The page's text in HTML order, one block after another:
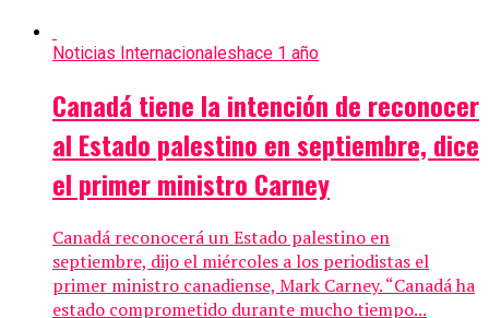
Noticias Internacionaleshace 1 año
Canadá tiene la intención de reconocer
al Estado palestino en septiembre, dice
el primer ministro Carney
Canadá reconocerá un Estado palestino en
septiembre, dijo el miércoles a los periodistas el
primer ministro canadiense, Mark Carney. “Canadá ha
estado comprometido durante mucho tiempo...